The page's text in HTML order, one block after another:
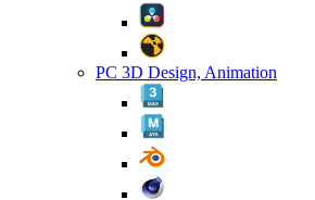
PC 3D Design, Animation